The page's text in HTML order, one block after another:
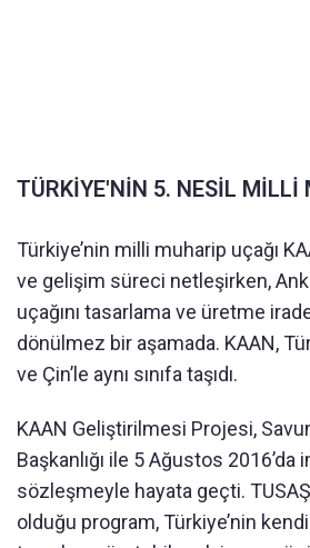
TÜRKİYE'NİN 5. NESİL MİLLİ
Türkiye’nin milli muharip uçağı
ve gelişim süreci netleşirken,
uçağını tasarlama ve üretme
dönülmez bir aşamada. KAAN,
ve Çin’le aynı sınıfa taşıdı.
KAAN Geliştirilmesi Projesi,
Başkanlığı ile 5 Ağustos 2016’da
sözleşmeyle hayata geçti.
olduğu program, Türkiye’nin